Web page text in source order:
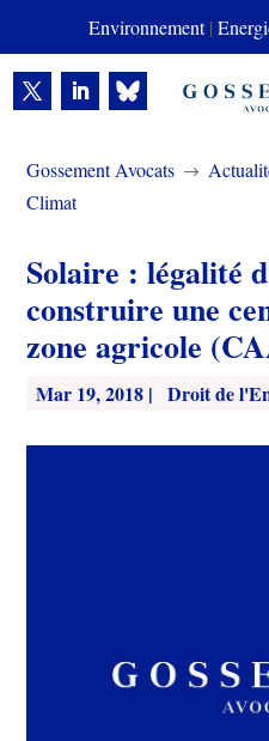
Environnement|
Gossement Avocats $
Climat
Solaire : légalité
construire une
zone agricole
Mar 19, 2018 | Droit de